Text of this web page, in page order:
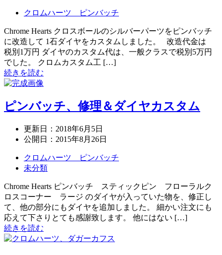
クロムハーツ ピンバッチ
Chrome Hearts クロスボールのシルバーパーツをピンバッチ
に改造して 1石ダイヤをカスタムしました。 改造代金は
税別1万円 ダイヤのカスタム代は、一般クラスで税別5万円
でした。 クロムカスタム工 […]
続きを読む
ピンバッチ、修理＆ダイヤカスタム
更新日： 2018年6月5日
公開日： 2015年8月26日
クロムハーツ ピンバッチ
未分類
Chrome Hearts ピンバッチ スティックピン フローラルク
ロスコーナー ラージ のダイヤが入っていた物を、修正し
て、他の部分にもダイヤを追加しました。 細かい注文にも
応えて下さりとても感謝致します。 他にはない […]
続きを読む